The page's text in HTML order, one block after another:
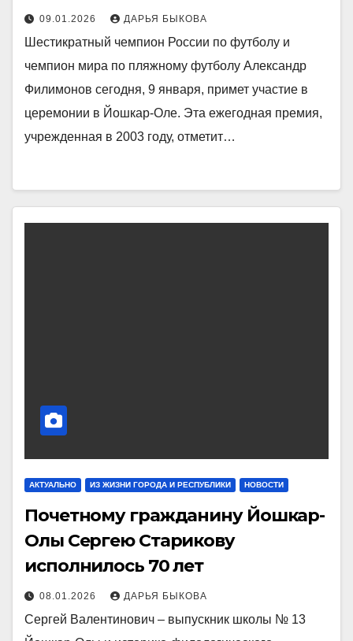
09.01.2026 ДАРЬЯ БЫКОВА
Шестикратный чемпион России по футболу и
чемпион мира по пляжному футболу Александр
Филимонов сегодня, 9 января, примет участие в
церемонии в Йошкар-Оле. Эта ежегодная премия,
учрежденная в 2003 году, отметит…
АКТУАЛЬНО ИЗ ЖИЗНИ ГОРОДА И РЕСПУБЛИКИ НОВОСТИ
Почетному гражданину Йошкар-
Олы Сергею Старикову
исполнилось 70 лет
08.01.2026 ДАРЬЯ БЫКОВА
Сергей Валентинович – выпускник школы № 13